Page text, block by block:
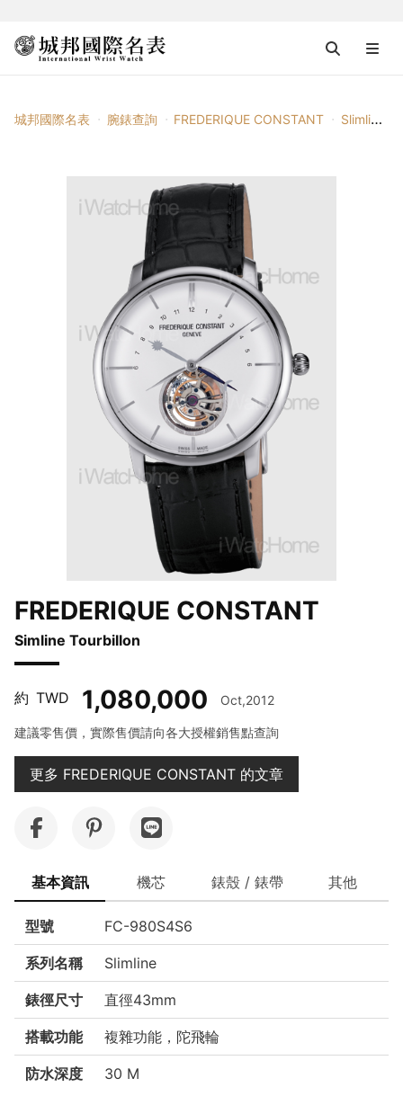
城邦國際名表 腕錶查詢 FREDERIQUE CONSTANT Slimline
FREDERIQUE CONSTANT
Simline Tourbillon
約 TWD 1,080,000 Oct,2012
建議零售價，實際售價請向各大授權銷售點查詢
更多 FREDERIQUE CONSTANT 的文章
基本資訊 機芯 錶殼 / 錶帶 其他
型號 FC-980S4S6
系列名稱 Slimline
錶徑尺寸 直徑43mm
搭載功能 複雜功能，陀飛輪
防水深度 30 M